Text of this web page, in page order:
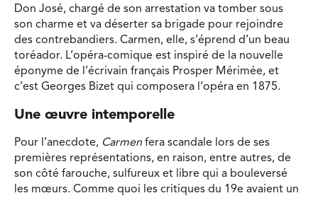
Don José, chargé de son arrestation va tomber sous
son charme et va déserter sa brigade pour rejoindre
des contrebandiers. Carmen, elle, s’éprend d’un beau
toréador. L’opéra-comique est inspiré de la nouvelle
éponyme de l’écrivain français Prosper Mérimée, et
c’est Georges Bizet qui composera l’opéra en 1875.
Une œuvre intemporelle
Pour l’anecdote, Carmen fera scandale lors de ses
premières représentations, en raison, entre autres, de
son côté farouche, sulfureux et libre qui a bouleversé
les mœurs. Comme quoi les critiques du 19e avaient un